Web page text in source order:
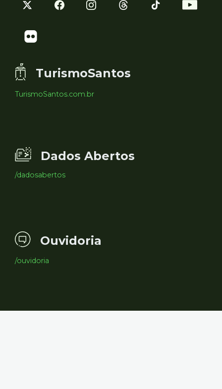
TurismoSantos
TurismoSantos.com.br
Dados Abertos
/dadosabertos
Ouvidoria
/ouvidoria